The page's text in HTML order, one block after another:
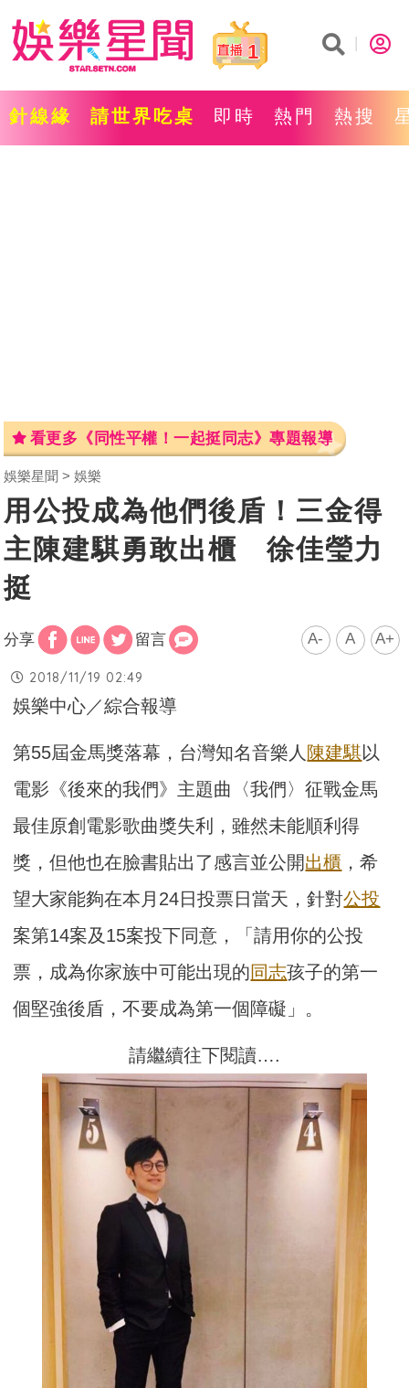
1
針線緣 請世界吃桌 即時 熱門 熱搜
看更多《同性平權！一起挺同志》專題報導
娛樂星聞 娛樂
用公投成為他們後盾！三金得
主陳建騏勇敢出櫃 徐佳瑩力
挺
分享 留言 A- A A+
2018/11/19 02:49
娛樂中心／綜合報導
第55屆金馬獎落幕，台灣知名音樂人 陳建騏以
電影《後來的我們》主題曲〈我們〉征戰金馬
最佳原創電影歌曲獎失利，雖然未能順利得
獎，但他也在臉書貼出了感言並公開出櫃 ，希
望大家能夠在本月24日投票日當天，針對公投
案第14案及15案投下同意，「請用你的公投
票，成為你家族中可能出現的同志孩子的第一
個堅強後盾，不要成為第一個障礙」。
請繼續往下閱讀….